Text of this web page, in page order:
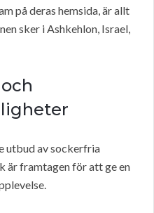
på deras hemsida, är allt
sker i Ashkehlon, Israel,
utbud av sockerfria
är framtagen för att ge en